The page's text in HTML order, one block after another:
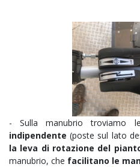
- Sulla manubrio troviamo le
indipendente (poste sul lato
la leva di rotazione del
manubrio, che facilitano le